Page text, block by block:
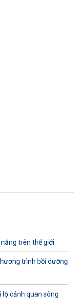
trên thế giới
trình bồi dưỡng
lộ cảnh quan sông